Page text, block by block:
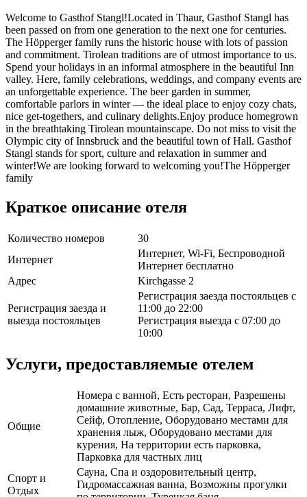
Welcome to Gasthof Stangl!Located in Thaur, Gasthof Stangl has
been passed on from one generation to the next one for centuries.
The Höpperger family runs the historic house with lots of passion
and commitment. Tirolean traditions are of utmost importance to us.
Spend your holidays in an informal atmosphere in the beautiful Inn
valley. Here, family celebrations, weddings, and company events are
an unforgettable experience. The beer garden in summer,
comfortable parlors in winter — the ideal place to enjoy cozy chats,
nice get-togethers, and culinary delights.Enjoy produce homegrown
in the breathtaking Tirolean mountainscape. Do not miss to visit the
Olympic city of Innsbruck and the beautiful town of Hall. Gasthof
Stangl stands for sport, culture and relaxation in summer and
winter!We are looking forward to welcoming you!The Höpperger
family
Краткое описание отеля
Количество номеров
30
Интернет
Интернет, Wi-Fi, Беспроводной
Интернет бесплатно
Адрес
Kirchgasse 2
Регистрация заезда и
выезда постояльцев
Регистрация заезда постояльцев с
11:00 до 22:00
Регистрация выезда с 07:00 до
10:00
Услуги, предоставляемые отелем
Общие
Номера с ванной, Есть ресторан, Разрешены
домашние животные, Бар, Сад, Терраса, Лифт,
Сейф, Отопление, Оборудовано местами для
хранения лыж, Оборудовано местами для
курения, На территории есть парковка,
Парковка для частных лиц
Спорт и
Отдых
Сауна, Спа и оздоровительный центр,
Гидромассажная ванна, Возможны прогулки